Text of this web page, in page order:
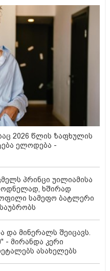
2026 წლის ზაფხულის
ელოდება -
პრინცი უილიამისა
ხშირად
სამეფო ბატლერი
და მინერალს შეიცავს.
- მირანდა კერი
ასახელებს